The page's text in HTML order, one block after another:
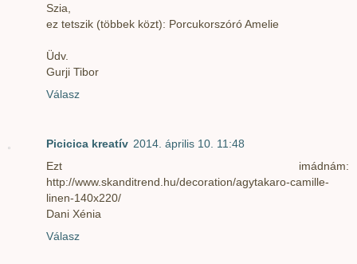
Szia,
ez tetszik (többek közt): Porcukorszóró Amelie
Üdv.
Gurji Tibor
Válasz
Picicica kreatív 2014. április 10. 11:48
Ezt imádnám:
http://www.skanditrend.hu/decoration/agytakaro-camille-
linen-140x220/
Dani Xénia
Válasz